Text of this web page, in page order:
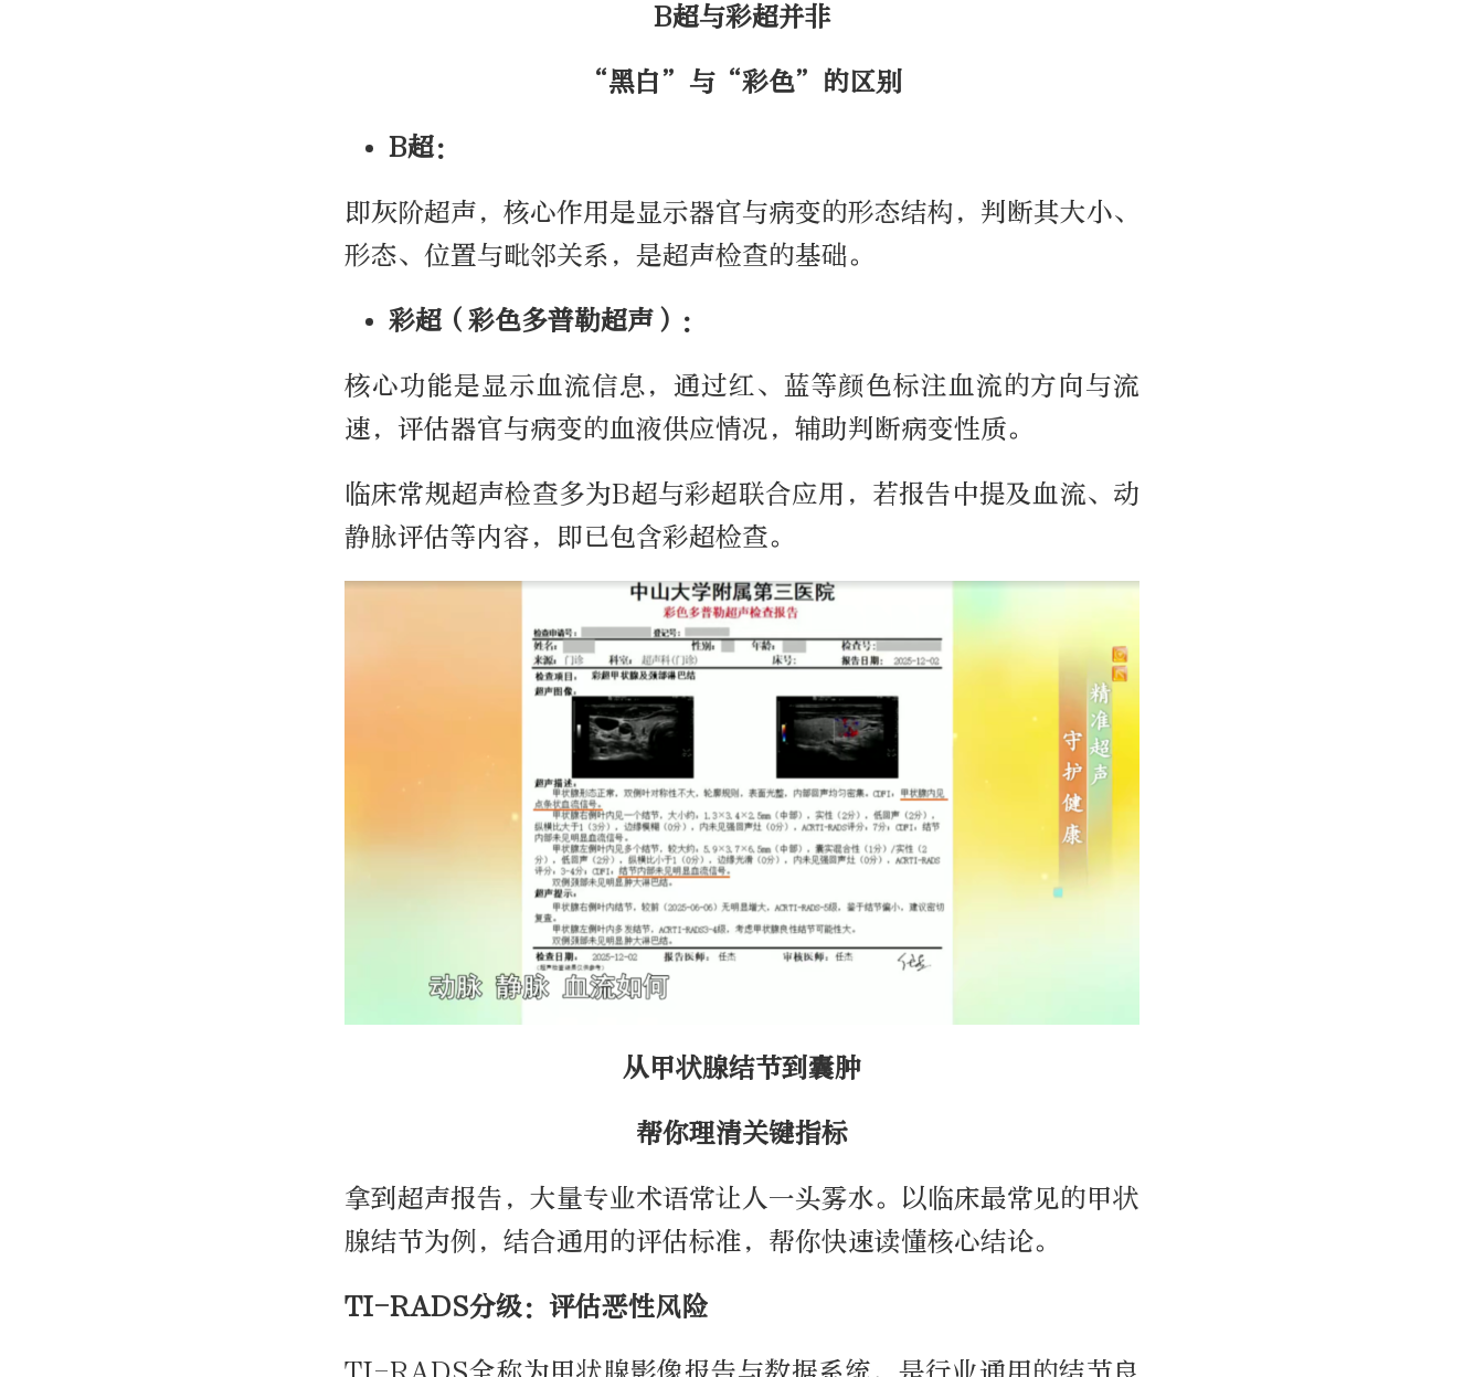
B超与彩超并非
“黑白”与“彩色”的区别
B超：
即灰阶超声，核心作用是显示器官与病变的形态结构，判断其大小、
形态、位置与毗邻关系，是超声检查的基础。
彩超（彩色多普勒超声）：
核心功能是显示血流信息，通过红、蓝等颜色标注血流的方向与流
速，评估器官与病变的血液供应情况，辅助判断病变性质。
临床常规超声检查多为B超与彩超联合应用，若报告中提及血流、动
静脉评估等内容，即已包含彩超检查。
从甲状腺结节到囊肿
帮你理清关键指标
拿到超声报告，大量专业术语常让人一头雾水。以临床最常见的甲状
腺结节为例，结合通用的评估标准，帮你快速读懂核心结论。
TI-RADS分级：评估恶性风险